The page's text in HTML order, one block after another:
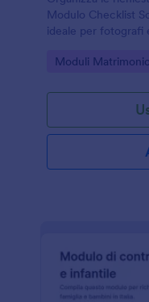
Modulo Checklist
ideale per fotografi
Jotform.
Go to Category:
Moduli Matrimonio